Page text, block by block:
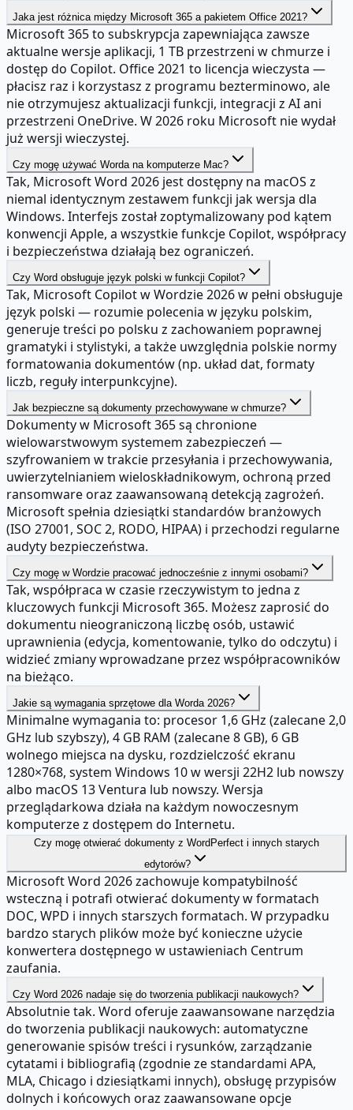
Jaka jest różnica między Microsoft 365 a pakietem Office 2021?
Microsoft 365 to subskrypcja zapewniająca zawsze
aktualne wersje aplikacji, 1 TB przestrzeni w chmurze i
dostęp do Copilot. Office 2021 to licencja wieczysta —
płacisz raz i korzystasz z programu bezterminowo, ale
nie otrzymujesz aktualizacji funkcji, integracji z AI ani
przestrzeni OneDrive. W 2026 roku Microsoft nie wydał
już wersji wieczystej.
Czy mogę używać Worda na komputerze Mac?
Tak, Microsoft Word 2026 jest dostępny na macOS z
niemal identycznym zestawem funkcji jak wersja dla
Windows. Interfejs został zoptymalizowany pod kątem
konwencji Apple, a wszystkie funkcje Copilot, współpracy
i bezpieczeństwa działają bez ograniczeń.
Czy Word obsługuje język polski w funkcji Copilot?
Tak, Microsoft Copilot w Wordzie 2026 w pełni obsługuje
język polski — rozumie polecenia w języku polskim,
generuje treści po polsku z zachowaniem poprawnej
gramatyki i stylistyki, a także uwzględnia polskie normy
formatowania dokumentów (np. układ dat, formaty
liczb, reguły interpunkcyjne).
Jak bezpieczne są dokumenty przechowywane w chmurze?
Dokumenty w Microsoft 365 są chronione
wielowarstwowym systemem zabezpieczeń —
szyfrowaniem w trakcie przesyłania i przechowywania,
uwierzytelnianiem wieloskładnikowym, ochroną przed
ransomware oraz zaawansowaną detekcją zagrożeń.
Microsoft spełnia dziesiątki standardów branżowych
(ISO 27001, SOC 2, RODO, HIPAA) i przechodzi regularne
audyty bezpieczeństwa.
Czy mogę w Wordzie pracować jednocześnie z innymi osobami?
Tak, współpraca w czasie rzeczywistym to jedna z
kluczowych funkcji Microsoft 365. Możesz zaprosić do
dokumentu nieograniczoną liczbę osób, ustawić
uprawnienia (edycja, komentowanie, tylko do odczytu) i
widzieć zmiany wprowadzane przez współpracowników
na bieżąco.
Jakie są wymagania sprzętowe dla Worda 2026?
Minimalne wymagania to: procesor 1,6 GHz (zalecane 2,0
GHz lub szybszy), 4 GB RAM (zalecane 8 GB), 6 GB
wolnego miejsca na dysku, rozdzielczość ekranu
1280×768, system Windows 10 w wersji 22H2 lub nowszy
albo macOS 13 Ventura lub nowszy. Wersja
przeglądarkowa działa na każdym nowoczesnym
komputerze z dostępem do Internetu.
Czy mogę otwierać dokumenty z WordPerfect i innych starych
edytorów?
Microsoft Word 2026 zachowuje kompatybilność
wsteczną i potrafi otwierać dokumenty w formatach
DOC, WPD i innych starszych formatach. W przypadku
bardzo starych plików może być konieczne użycie
konwertera dostępnego w ustawieniach Centrum
zaufania.
Czy Word 2026 nadaje się do tworzenia publikacji naukowych?
Absolutnie tak. Word oferuje zaawansowane narzędzia
do tworzenia publikacji naukowych: automatyczne
generowanie spisów treści i rysunków, zarządzanie
cytatami i bibliografią (zgodnie ze standardami APA,
MLA, Chicago i dziesiątkami innych), obsługę przypisów
dolnych i końcowych oraz zaawansowane opcje